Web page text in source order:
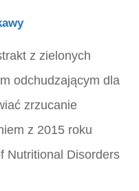
z zielonych
odchudzającym dla
zrzucanie
z 2015 roku
Nutritional Disorders